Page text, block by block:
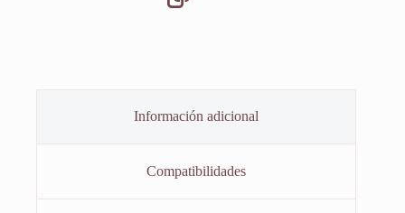
Información adicional
Compatibilidades